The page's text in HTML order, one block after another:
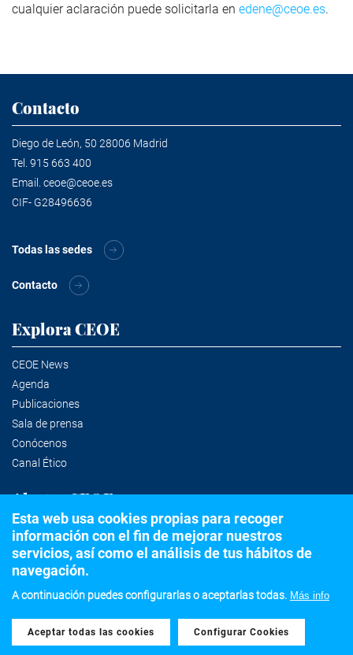
cualquier aclaración puede solicitarla en edene@ceoe.es.
Contacto
Diego de León, 50 28006 Madrid
Tel. 915 663 400
Email. ceoe@ceoe.es
CIF- G28496636
Todas las sedes
Contacto
Explora CEOE
CEOE News
Agenda
Publicaciones
Sala de prensa
Conócenos
Canal Ético
Alertas CEOE
Suscríbete a la newsletter
©2020 Confederación Española de Organizaciones Empresariales
Aviso legal
Esta web usa cookies propias para recoger
información con el fin de mejorar nuestros
servicios, así como el análisis de tus hábitos de
navegación.
A continuación puedes configurarlas o aceptarlas todas. Más info
Aceptar todas las cookies
Withdraw consent